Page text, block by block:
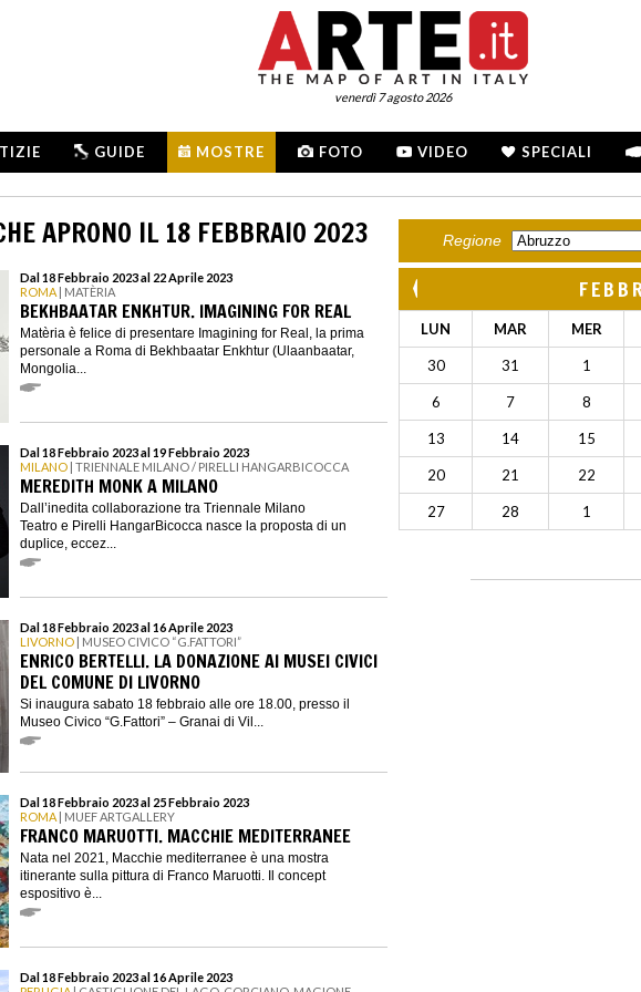
venerdì 7 agosto 2026
GUIDE MOSTRE FOTO VIDEO SPECIALI
APRONO IL 18 FEBBRAIO 2023
Dal 18 Febbraio 2023 al 22 Aprile 2023
ROMA | MATÈRIA
BEKHBAATAR ENKHTUR. IMAGINING FOR REAL
Matèria è felice di presentare Imagining for Real, la prima
personale a Roma di Bekhbaatar Enkhtur (Ulaanbaatar,
Mongolia...
Dal 18 Febbraio 2023 al 19 Febbraio 2023
MILANO | TRIENNALE MILANO / PIRELLI HANGARBICOCCA
MEREDITH MONK A MILANO
Dall’inedita collaborazione tra Triennale Milano
Teatro e Pirelli HangarBicocca nasce la proposta di un
duplice, eccez...
Dal 18 Febbraio 2023 al 16 Aprile 2023
LIVORNO | MUSEO CIVICO “G.FATTORI”
ENRICO BERTELLI. LA DONAZIONE AI MUSEI CIVICI
DEL COMUNE DI LIVORNO
Si inaugura sabato 18 febbraio alle ore 18.00, presso il
Museo Civico “G.Fattori” – Granai di Vil...
Dal 18 Febbraio 2023 al 25 Febbraio 2023
ROMA | MUEF ARTGALLERY
FRANCO MARUOTTI. MACCHIE MEDITERRANEE
Nata nel 2021, Macchie mediterranee è una mostra
itinerante sulla pittura di Franco Maruotti. Il concept
espositivo è...
Dal 18 Febbraio 2023 al 16 Aprile 2023
Regione
LUN MAR MER
30 31 1
6 7 8
13 14 15
20 21 22
27 28 1